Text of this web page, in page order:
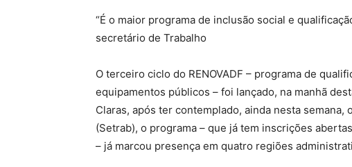
“É o maior programa de inclusão social e
secretário de Trabalho
O terceiro ciclo do RENOVADF – programa de
equipamentos públicos – foi lançado, na manhã
Claras, após ter contemplado, ainda nesta semana,
(Setrab), o programa – que já tem inscrições
– já marcou presença em quatro regiões